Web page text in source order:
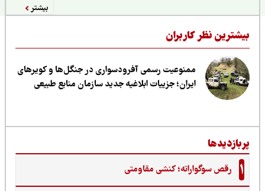
نظر کاربران
ممنوعیت رسمی آفرودسواری در جنگل‌ها و کویرهای
ایران؛ جزییات ابلاغیه جدید سازمان منابع طبیعی
رقص سوگوارانه؛ کنشی مقاومتی